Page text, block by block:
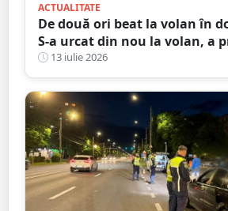
ACTUALITATE
De două ori beat la volan în
S-a urcat din nou la volan, a
accident și ajunge la închisoare
13 iulie 2026